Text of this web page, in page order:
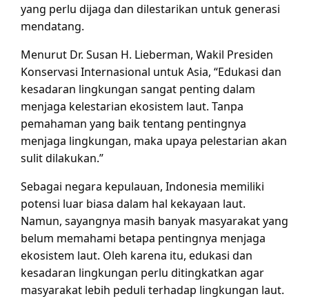
yang perlu dijaga dan dilestarikan untuk generasi
mendatang.
Menurut Dr. Susan H. Lieberman, Wakil Presiden
Konservasi Internasional untuk Asia, “Edukasi dan
kesadaran lingkungan sangat penting dalam
menjaga kelestarian ekosistem laut. Tanpa
pemahaman yang baik tentang pentingnya
menjaga lingkungan, maka upaya pelestarian akan
sulit dilakukan.”
Sebagai negara kepulauan, Indonesia memiliki
potensi luar biasa dalam hal kekayaan laut.
Namun, sayangnya masih banyak masyarakat yang
belum memahami betapa pentingnya menjaga
ekosistem laut. Oleh karena itu, edukasi dan
kesadaran lingkungan perlu ditingkatkan agar
masyarakat lebih peduli terhadap lingkungan laut.